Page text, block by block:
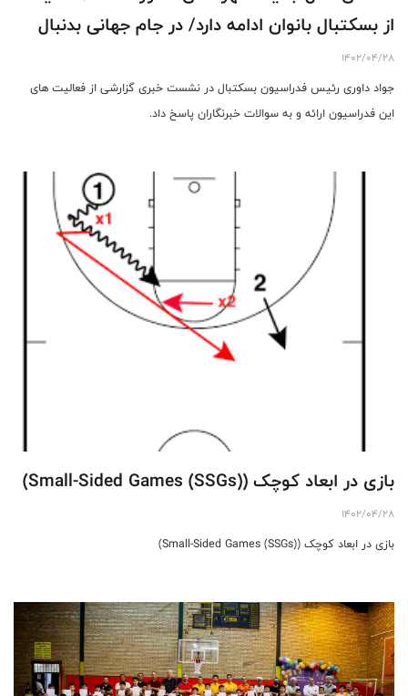
از بسکتبال بانوان ادامه دارد/ در جام جهانی بدنبال
بازی های خوب هستیم / به آموزش و توجه به رده
های سنی پایه تاکید زیادی دارم
1402/04/28
جواد داوری رئیس فدراسیون بسکتبال در نشست خبری گزارشی از فعالیت های
این فدراسیون ارائه و به سوالات خبرنگاران پاسخ داد.
بازی در ابعاد کوچک (Small-Sided Games (SSGs))
1402/04/28
بازی در ابعاد کوچک (Small-Sided Games (SSGs))